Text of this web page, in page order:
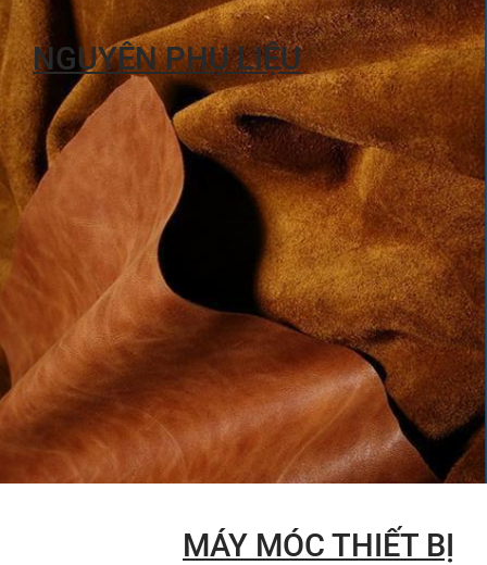
NGUYÊN PHỤ LIỆU
MÁY MÓC THIẾT BỊ